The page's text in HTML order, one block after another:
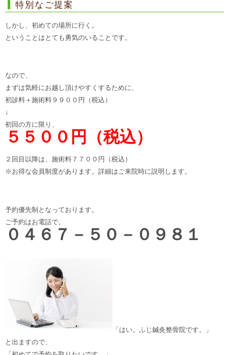
特別なご提案
しかし、初めての場所に行く。
ということはとても勇気のいることです。
なので、
まずは気軽にお越し頂けやすくするために、
初診料＋施術料９９００円（税込）
↓
初回の方に限り、
５５００円（税込）
２回目以降は、施術料７７００円（税込）
※お得な会員制度があります。詳細はご来院時に説明します。
予約優先制となっております。
ご予約はお電話で。
０４６７－５０－０９８１
「はい。ふじ鍼灸整骨院です。」
と出ますので、